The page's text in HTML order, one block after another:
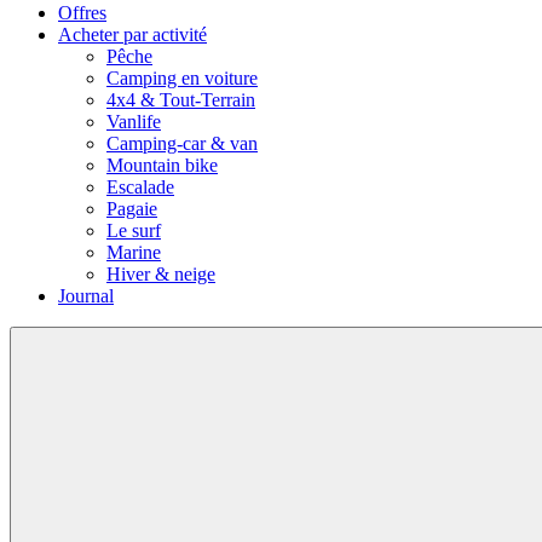
Offres
Acheter par activité
Pêche
Camping en voiture
4x4 & Tout-Terrain
Vanlife
Camping-car & van
Mountain bike
Escalade
Pagaie
Le surf
Marine
Hiver & neige
Journal